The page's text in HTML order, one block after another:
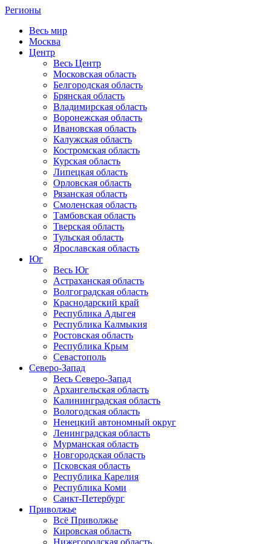
Регионы
Весь мир
Москва
Центр
Весь Центр
Московская область
Белгородская область
Брянская область
Владимирская область
Воронежская область
Ивановская область
Калужская область
Костромская область
Курская область
Липецкая область
Орловская область
Рязанская область
Смоленская область
Тамбовская область
Тверская область
Тульская область
Ярославская область
Юг
Весь Юг
Астраханская область
Волгоградская область
Краснодарский край
Республика Адыгея
Республика Калмыкия
Ростовская область
Республика Крым
Севастополь
Северо-Запад
Весь Северо-Запад
Архангельская область
Калининградская область
Вологодская область
Ненецкий автономный округ
Ленинградская область
Мурманская область
Новгородская область
Псковская область
Республика Карелия
Республика Коми
Санкт-Петербург
Приволжье
Всё Приволжье
Кировская область
Нижегородская область